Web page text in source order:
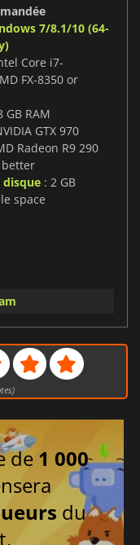
7/8.1/10 (64-
Core i7-
FX-8350 or
GB RAM
GTX 970
Radeon R9 290
better
disque : 2 GB
space
de 1 000
du